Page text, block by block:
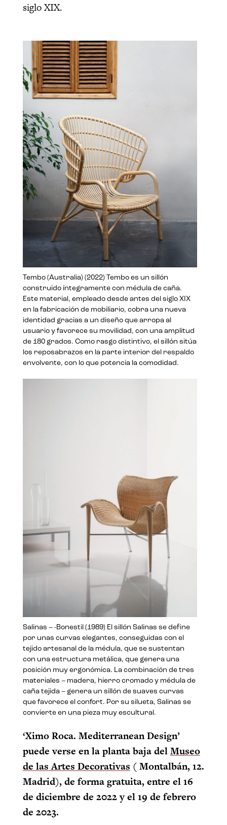
siglo XIX.
Tembo (Australia) (2022) Tembo es un sillón
construido íntegramente con médula de caña.
Este material, empleado desde antes del siglo XIX
en la fabricación de mobiliario, cobra una nueva
identidad gracias a un diseño que arropa al
usuario y favorece su movilidad, con una amplitud
de 180 grados. Como rasgo distintivo, el sillón sitúa
los reposabrazos en la parte interior del respaldo
envolvente, con lo que potencia la comodidad.
Salinas – -Bonestil (1989) El sillón Salinas se define
por unas curvas elegantes, conseguidas con el
tejido artesanal de la médula, que se sustentan
con una estructura metálica, que genera una
posición muy ergonómica. La combinación de tres
materiales – madera, hierro cromado y médula de
caña tejida – genera un sillón de suaves curvas
que favorece el confort. Por su silueta, Salinas se
convierte en una pieza muy escultural.
‘Ximo Roca. Mediterranean Design’
puede verse en la planta baja delMuseo
de las Artes Decorativas ( Montalbán, 12.
Madrid), de forma gratuita, entre el 16
de diciembre de 2022 y el 19 de febrero
de 2023.